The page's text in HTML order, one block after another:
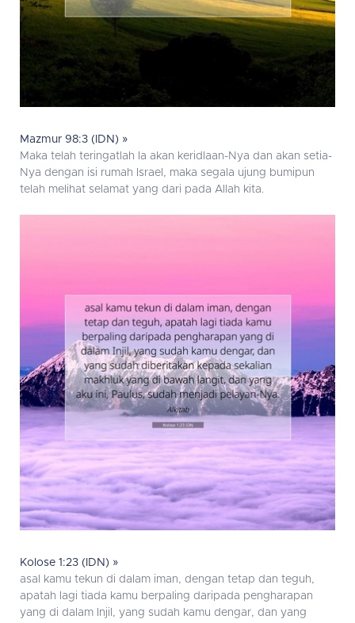
Mazmur 98:3 (IDN) »
Maka telah teringatlah Ia akan keridlaan-Nya dan akan setia-
Nya dengan isi rumah Israel, maka segala ujung bumipun
telah melihat selamat yang dari pada Allah kita.
Kolose 1:23 (IDN) »
asal kamu tekun di dalam iman, dengan tetap dan teguh,
apatah lagi tiada kamu berpaling daripada pengharapan
yang di dalam Injil, yang sudah kamu dengar, dan yang